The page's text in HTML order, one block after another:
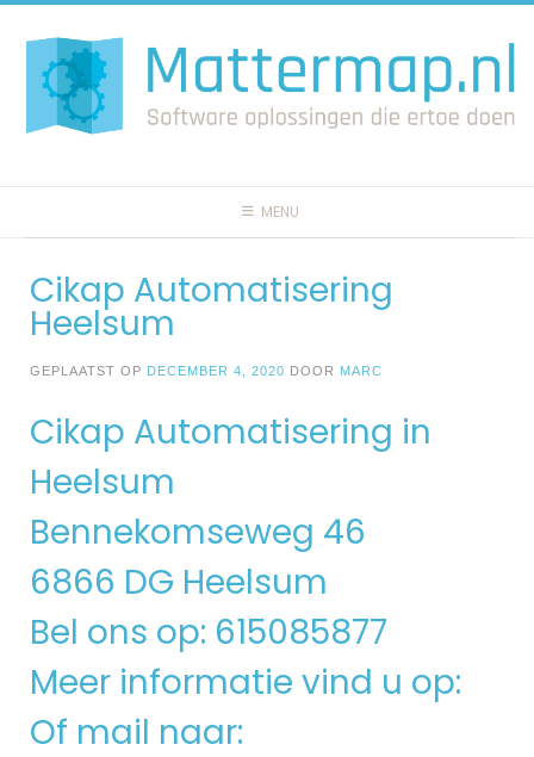
naar
inhoud
MENU
Cikap Automatisering
Heelsum
GEPLAATST OP DECEMBER 4, 2020 DOOR MARC
Cikap Automatisering in
Heelsum
Bennekomseweg 46
6866 DG Heelsum
Bel ons op: 615085877
Meer informatie vind u op:
Of mail naar: